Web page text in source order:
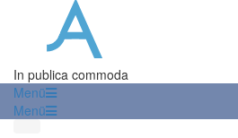
In publica commoda
Menü
Menü